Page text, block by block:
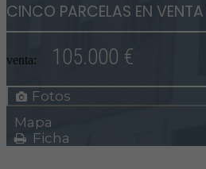
CINCO PARCELAS EN
venta: 105.000 €
Fotos
Mapa
Ficha